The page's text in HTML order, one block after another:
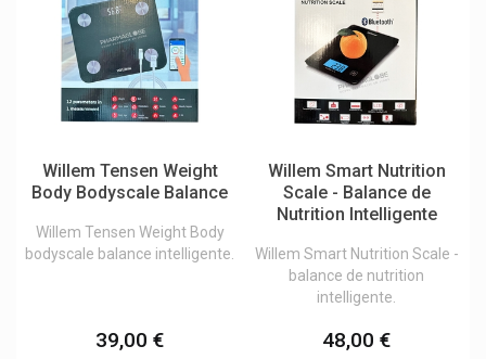
Willem Tensen Weight
Body Bodyscale Balance
Willem Tensen Weight Body
bodyscale balance intelligente.
39,00 €
Willem Smart Nutrition
Scale - Balance de
Nutrition Intelligente
Willem Smart Nutrition Scale -
balance de nutrition
intelligente.
48,00 €